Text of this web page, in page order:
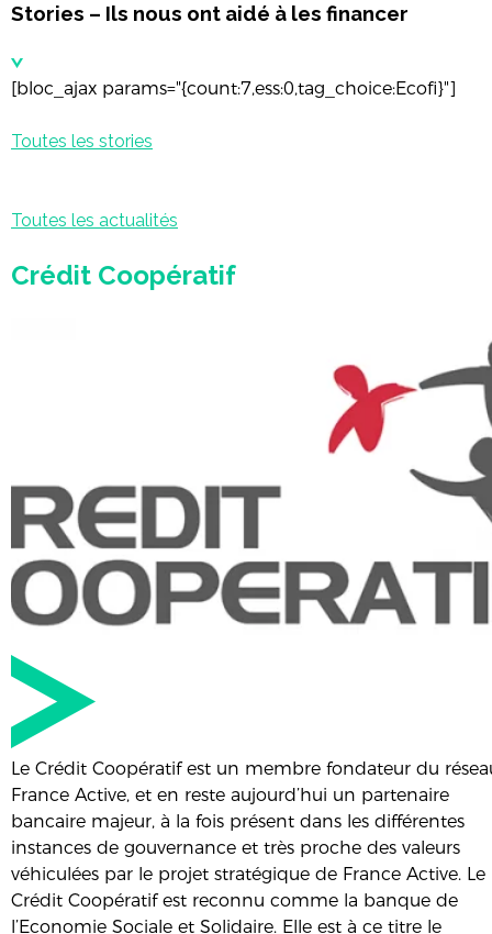
Stories – Ils nous ont aidé à les financer
[bloc_ajax params="{count:7,ess:0,tag_choice:Ecofi}"]
Toutes les stories
Toutes les actualités
Crédit Coopératif
Le Crédit Coopératif est un membre fondateur du
France Active, et en reste aujourd’hui un partenaire
bancaire majeur, à la fois présent dans les différentes
instances de gouvernance et très proche des valeurs
véhiculées par le projet stratégique de France Active. Le
Crédit Coopératif est reconnu comme la banque de
l’Economie Sociale et Solidaire. Elle est à ce titre le